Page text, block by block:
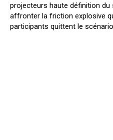
projecteurs haute définition
affronter la friction explosive
participants quittent le